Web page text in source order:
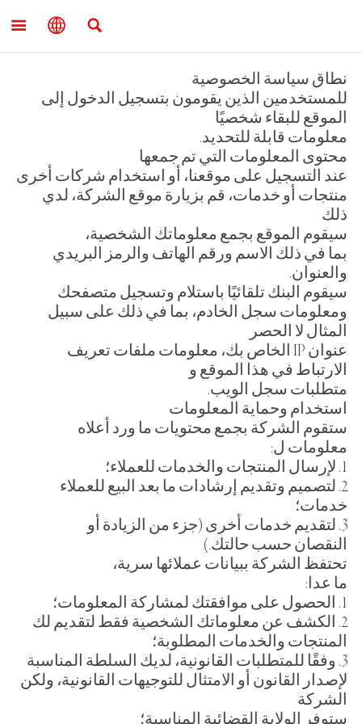



نطاق سياسة الخصوصية
للمستخدمين الذين يقومون بتسجيل الدخول إلى
الموقع للبقاء شخصيًا
معلومات قابلة للتحديد.
محتوى المعلومات التي تم جمعها
عند التسجيل على موقعنا، أو استخدام شركات أخرى
منتجات أو خدمات، قم بزيارة موقع الشركة، لدي
ذلك
سيقوم الموقع بجمع معلوماتك الشخصية،
بما في ذلك الاسم ورقم الهاتف والرمز البريدي
والعنوان.
سيقوم البنك تلقائيًا باستلام وتسجيل متصفحك
ومعلومات سجل الخادم، بما في ذلك على سبيل
المثال لا الحصر
عنوان IP الخاص بك، معلومات ملفات تعريف
الارتباط في هذا الموقع و
متطلبات سجل الويب.
استخدام وحماية المعلومات
ستقوم الشركة بجمع محتويات ما ورد أعلاه
معلومات ل:
1. لإرسال المنتجات والخدمات للعملاء؛
2. لتصميم وتقديم إرشادات ما بعد البيع للعملاء
خدمات؛
3. لتقديم خدمات أخرى (جزء من الزيادة أو
النقصان حسب حالتك.)
تحتفظ الشركة ببيانات عملائها سرية،
ما عدا:
1. الحصول على موافقتك لمشاركة المعلومات؛
2. الكشف عن معلوماتك الشخصية فقط لتقديم لك
المنتجات والخدمات المطلوبة؛
3. وفقًا للمتطلبات القانونية، لديك السلطة المناسبة
لإصدار القانون أو الامتثال للتوجيهات القانونية، ولكن
الشركة
ستوفر الولاية القضائية المناسبة؛